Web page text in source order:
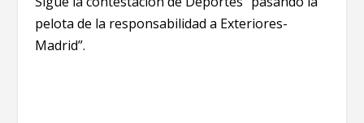
pelota de la responsabilidad a Exteriores-
Madrid”.